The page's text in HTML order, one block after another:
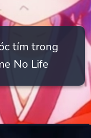
tím trong
No Life